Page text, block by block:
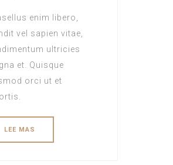
enim libero,
vel sapien vitae,
ultricies
et. Quisque
orci ut et
LEE MAS